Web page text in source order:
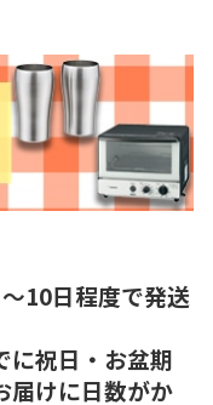
10日程度で発送
祝日・お盆期
届けに日数がか